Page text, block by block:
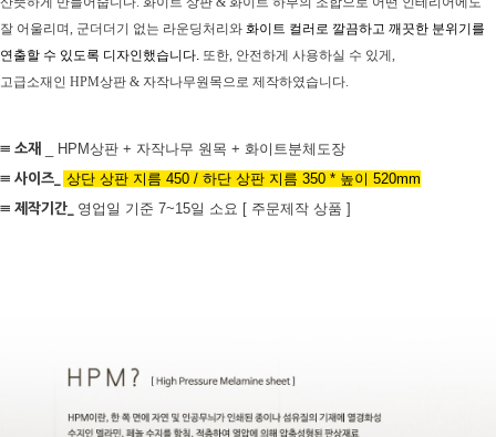
잘 어울리며, 군더더기 없는 라운딩처리와 화이트 컬러로 깔끔하고 깨끗한 분위기를
연출할 수 있도록 디자인했습니다. 또한, 안전하게 사용하실 수 있게,
고급소재인 HPM상판 & 자작나무원목으로 제작하였습니다.
≡ 소재 _ HPM상판 + 자작나무 원목 + 화이트분체도장
≡ 사이즈 상단 상판 지름 450 / 하단 상판 지름 350 * 높이 520mm
≡ 제작기간_ 영업일 기준 7~15일 소요 [ 주문제작 상품 ]